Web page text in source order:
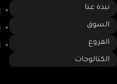
نبذة عنا
السوق
الفروع
الكتالوجات